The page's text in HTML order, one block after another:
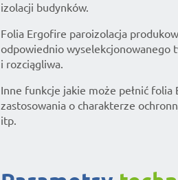
izolacji budynków.
Folia Ergofire paroizolacja
odpowiednio wyselekcjonowanego
i rozciągliwa.
Inne funkcje jakie może pełnić
zastosowania o charakterze
itp.